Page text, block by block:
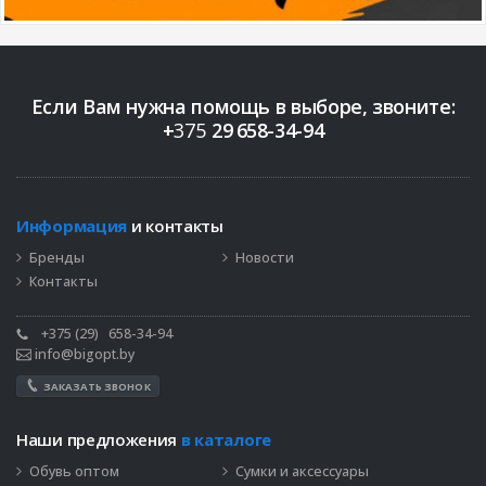
Если Вам нужна помощь в выборе, звоните:
+375 29658-34-94
Информация и контакты
Бренды
Новости
Контакты
+375 (29)
658-34-94
info@bigopt.by
ЗАКАЗАТЬ ЗВОНОК
Наши предложения в каталоге
Обувь оптом Сумки и аксессуары